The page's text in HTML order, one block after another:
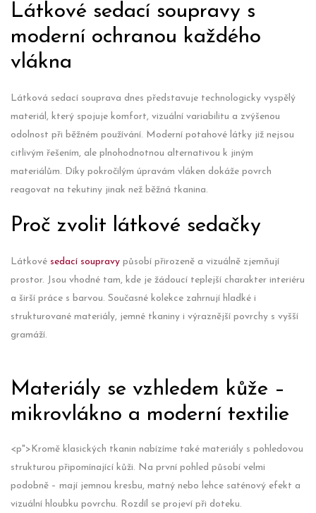
Látkové sedací soupravy s
moderní ochranou každého
vlákna
Látková sedací souprava dnes představuje technologicky vyspělý
materiál, který spojuje komfort, vizuální variabilitu a zvýšenou
odolnost při běžném používání. Moderní potahové látky již nejsou
citlivým řešením, ale plnohodnotnou alternativou k jiným
materiálům. Díky pokročilým úpravám vláken dokáže povrch
reagovat na tekutiny jinak než běžná tkanina.
Proč zvolit látkové sedačky
Látkové sedací soupravy působí přirozeně a vizuálně zjemňují
prostor. Jsou vhodné tam, kde je žádoucí teplejší charakter interiéru
a širší práce s barvou. Současné kolekce zahrnují hladké i
strukturované materiály, jemné tkaniny i výraznější povrchy s vyšší
gramáží.
Materiály se vzhledem kůže –
mikrovlákno a moderní textilie
<p">Kromě klasických tkanin nabízíme také materiály s pohledovou
strukturou připomínající kůži. Na první pohled působí velmi
podobně – mají jemnou kresbu, matný nebo lehce saténový efekt a
vizuální hloubku povrchu. Rozdíl se projeví při doteku.